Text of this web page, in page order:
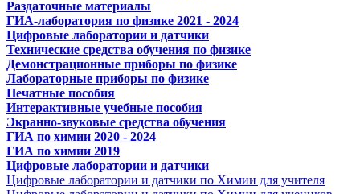
Раздаточные материалы
ГИА-лаборатория по физике 2021 - 2024
Цифровые лаборатории и датчики
Технические средства обучения по физике
Демонстрационные приборы по физике
Лабораторные приборы по физике
Печатные пособия
Интерактивные учебные пособия
Экранно-звуковые средства обучения
ГИА по химии 2020 - 2024
ГИА по химии 2019
Цифровые лаборатории и датчики
Цифровые лаборатории и датчики по Химии для учителя